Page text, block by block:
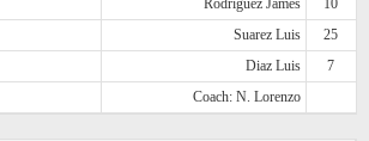
Suarez Luis
25
Diaz Luis
7
Coach: N. Lorenzo